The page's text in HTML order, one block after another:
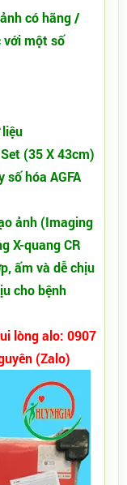
có hãng /
với một số
(35 X 43cm)
hóa AGFA
ảnh (Imaging
X-quang CR
ấm và dễ chịu
cho bệnh
lòng alo: 0907
(Zalo)